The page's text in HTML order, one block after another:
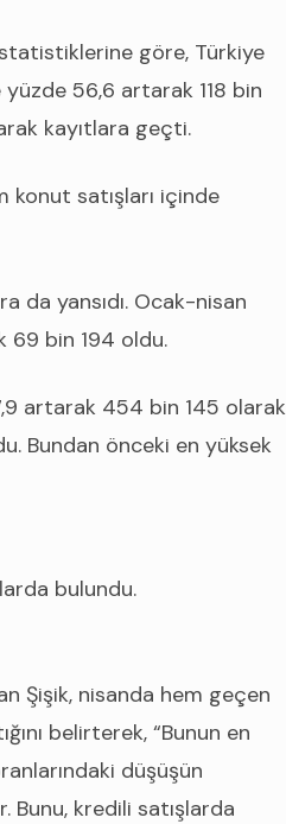
göre, Türkiye
yüzde 56,6 artarak 118 bin
kayıtlara geçti.
konut satışları içinde
da yansıdı. Ocak-nisan
69 bin 194 oldu.
artarak 454 bin 145 olarak
Bundan önceki en yüksek
bulundu.
Şişik, nisanda hem geçen
belirterek, “Bunun en
düşüşün
Bunu, kredili satışlarda